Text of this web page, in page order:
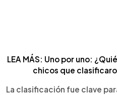
LEA MÁS: Uno por uno:
chicos que
La clasificación fue clave